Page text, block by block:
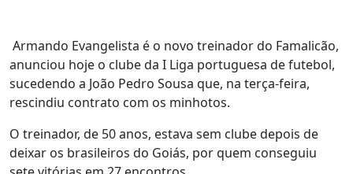
Armando Evangelista é o novo treinador do Famalicão,
anunciou hoje o clube da I Liga portuguesa de futebol,
sucedendo a João Pedro Sousa que, na terça-feira,
rescindiu contrato com os minhotos.
O treinador, de 50 anos, estava sem clube depois de
deixar os brasileiros do Goiás, por quem conseguiu